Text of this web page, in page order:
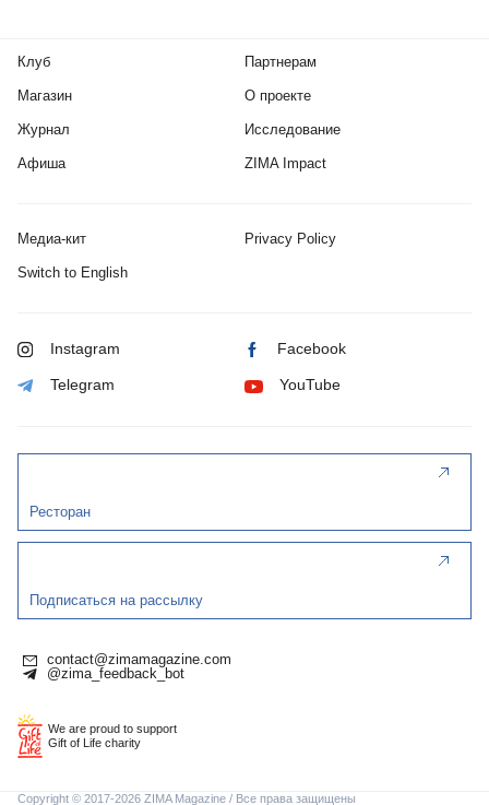
Клуб
Магазин
Журнал
Афиша
Партнерам
О проекте
Исследование
ZIMA Impact
Медиа-кит Privacy Policy
Switch to English
Instagram Facebook
Telegram YouTube
Ресторан
Подписаться на рассылку
contact@zimamagazine.com
@zima_feedback_bot
We are proud to support
Gift of Life charity
Copyright © 2017-2026 ZIMA Magazine / Все права защищены